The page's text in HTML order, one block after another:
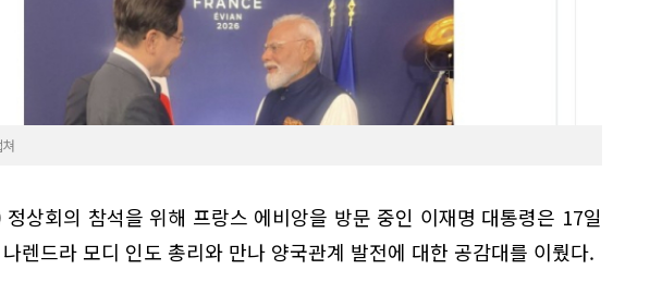
상회의 참석을 위해 프랑스 에비앙을 방문 중인 이재명 대통령은 17일
렌드라 모디 인도 총리와 만나 양국관계 발전에 대한 공감대를 이뤘다.